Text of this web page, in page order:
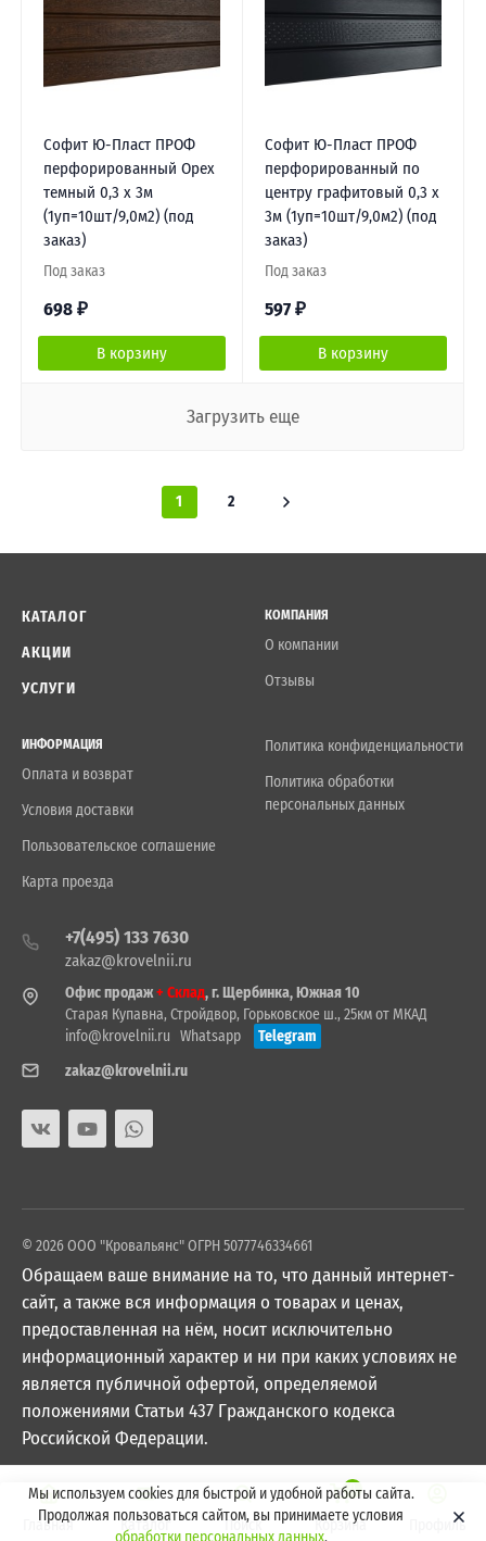
Софит Ю-Пласт ПРОФ
перфорированный Орех
темный 0,3 х 3м
(1уп=10шт/9,0м2) (под
заказ)
Под заказ
698 ₽
В корзину
Софит Ю-Пласт ПРОФ
перфорированный по
центру графитовый 0,3 х
3м (1уп=10шт/9,0м2) (под
заказ)
Под заказ
597 ₽
В корзину
Загрузить еще
1 2
КАТАЛОГ
АКЦИИ
УСЛУГИ
КОМПАНИЯ
О компании
Отзывы
ИНФОРМАЦИЯ
Оплата и возврат
Условия доставки
Пользовательское соглашение
Карта проезда
Политика конфиденциальности
Политика обработки
персональных данных
+7(495) 133 7630
zakaz@krovelnii.ru
Офис продаж+ Склад, г. Щербинка, Южная 10
Старая Купавна, Стройдвор, Горьковское ш., 25км от МКАД
info@krovelnii.ru Whatsapp
Telegram
zakaz@krovelnii.ru
© 2026 ООО "Кровальянс" ОГРН 5077746334661
Обращаем ваше внимание на то, что данный интернет-
сайт, а также вся информация о товарах и ценах,
предоставленная на нём, носит исключительно
информационный характер и ни при каких условиях не
является публичной офертой, определяемой
положениями Статьи 437 Гражданского кодекса
Российской Федерации.
Мы используем cookies для быстрой и удобной работы сайта.
Продолжая пользоваться сайтом, вы принимаете условия
обработки персональных данных.
Главная Каталог Поиск
0
Корзина Профиль